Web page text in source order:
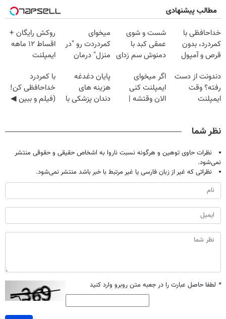
مطالب پیشنهادی
خداحافظی با
کمردرد، بدون
قرص و آمپول
شست و شوی
عمقی کبد با
دمنوش سم زدای
میخوای
کمردردت رو "در
منزل" درمان
◂پرسش‌نامه)
روکش رایگان +
اقساط ۱۲ ماهه
ایمپلنت
دندونت از دست
رفته؟ وقت
ایمپلنت
اگر میخوای
ایمپلنت کنی
الان وقتشه |
پایان دغدغه
هزینه های
دندان پزشکی با
با کمردرد
خداحافظی کن!
(فیلم و ببین ◀
نظر شما
نظرات حاوی توهین و هرگونه نسبت ناروا به اشخاص حقیقی و حقوقی منتشر
نمی‌شود.
نظراتی که غیر از زبان فارسی یا غیر مرتبط با خبر باشد منتشر نمی‌شود.
* لطفا حاصل عبارت را در جعبه متن روبرو وارد کنید